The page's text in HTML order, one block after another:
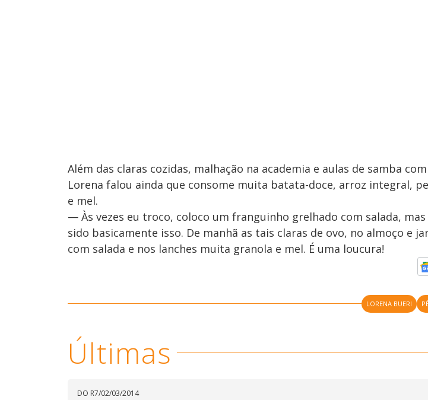
Além das claras cozidas, malhação na academia e aulas de samba
Lorena falou ainda que consome muita batata-doce, arroz integral,
e mel.
— Às vezes eu troco, coloco um franguinho grelhado com salada,
sido basicamente isso. De manhã as tais claras de ovo, no almoço e
com salada e nos lanches muita granola e mel. É uma loucura!
LORENA BUERI
Últimas
DO R7/02/03/2014